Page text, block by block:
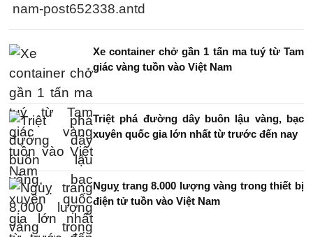
nam-post652338.antd
Xe container chở gần 1 tấn ma tuý từ Tam
giác vàng tuồn vào Việt Nam
Triệt phá đường dây buôn lậu vàng, bạc
xuyên quốc gia lớn nhất từ trước đến nay
Nguỵ trang 8.000 lượng vàng trong thiết bị
điện tử tuồn vào Việt Nam